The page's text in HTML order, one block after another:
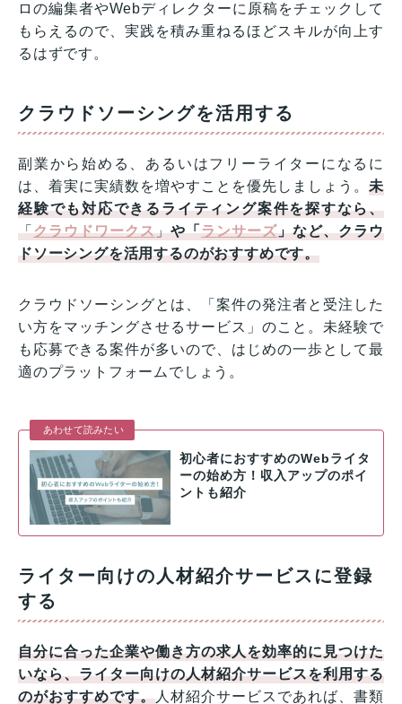
ロの編集者やWebディレクターに原稿をチェックして
もらえるので、実践を積み重ねるほどスキルが向上す
るはずです。
クラウドソーシングを活用する
副業から始める、あるいはフリーライターになるに
は、着実に実績数を増やすことを優先しましょう。未
経験でも対応できるライティング案件を探すなら、
「クラウドワークス」や「ランサーズ」など、クラウ
ドソーシングを活用するのがおすすめです。
クラウドソーシングとは、「案件の発注者と受注した
い方をマッチングさせるサービス」のこと。未経験で
も応募できる案件が多いので、はじめの一歩として最
適のプラットフォームでしょう。
あわせて読みたい
初心者におすすめのWebライタ
ーの始め方！収入アップのポイ
ントも紹介
ライター向けの人材紹介サービスに登録
する
自分に合った企業や働き方の求人を効率的に見つけた
いなら、ライター向けの人材紹介サービスを利用する
のがおすすめです。人材紹介サービスであれば、書類